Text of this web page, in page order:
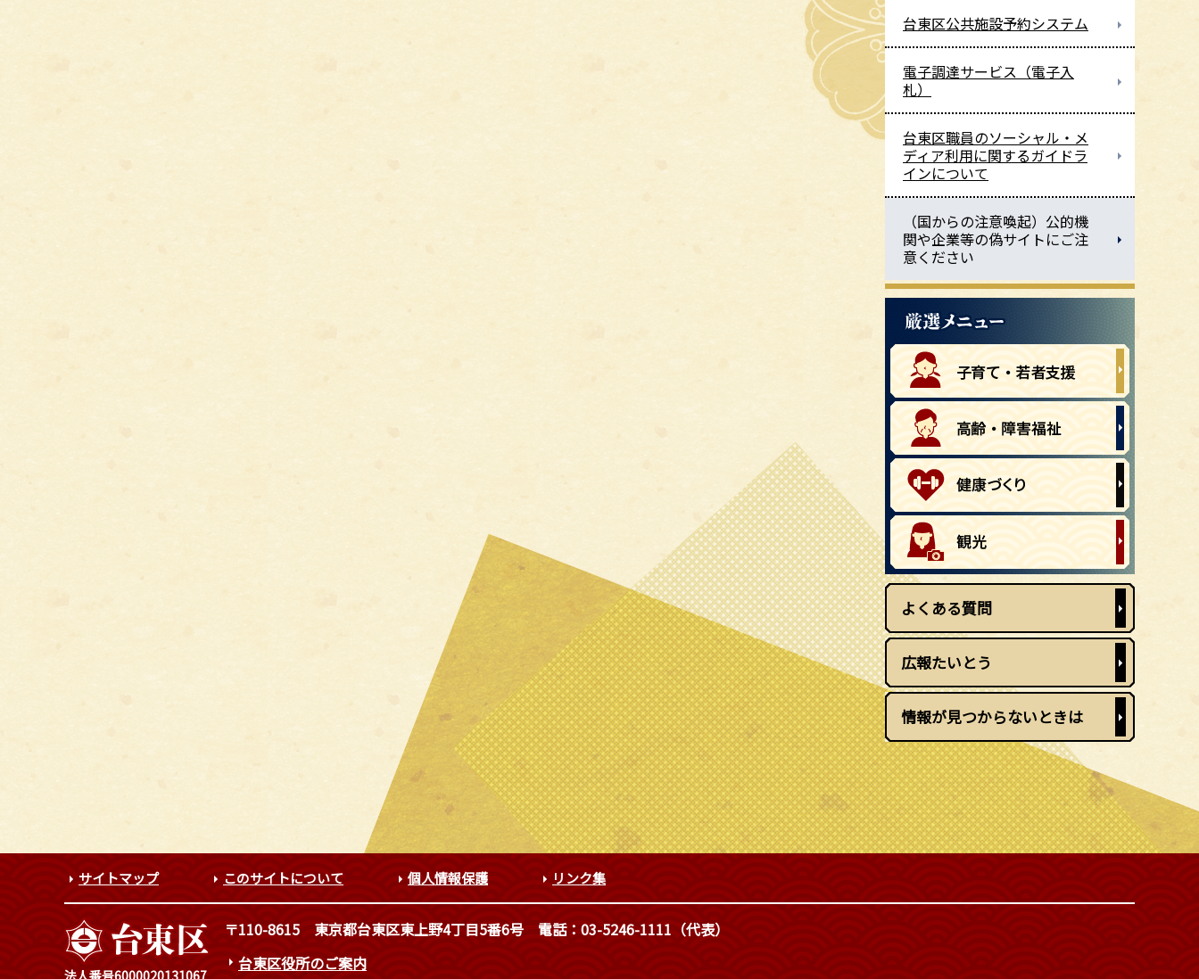
台東区公共施設予約システム
電子調達サービス（電子入
札）
台東区職員のソーシャル・メ
ディア利用に関するガイドラ
インについて
（国からの注意喚起）公的機
関や企業等の偽サイトにご注
意ください
よくある質問
広報たいとう
情報が見つからないときは
サイトマップ このサイトについて 個人情報保護 リンク集
法人番号6000020131067
〒110-8615 東京都台東区東上野4丁目5番6号
電話：03-5246-1111（代表）
台東区役所のご案内